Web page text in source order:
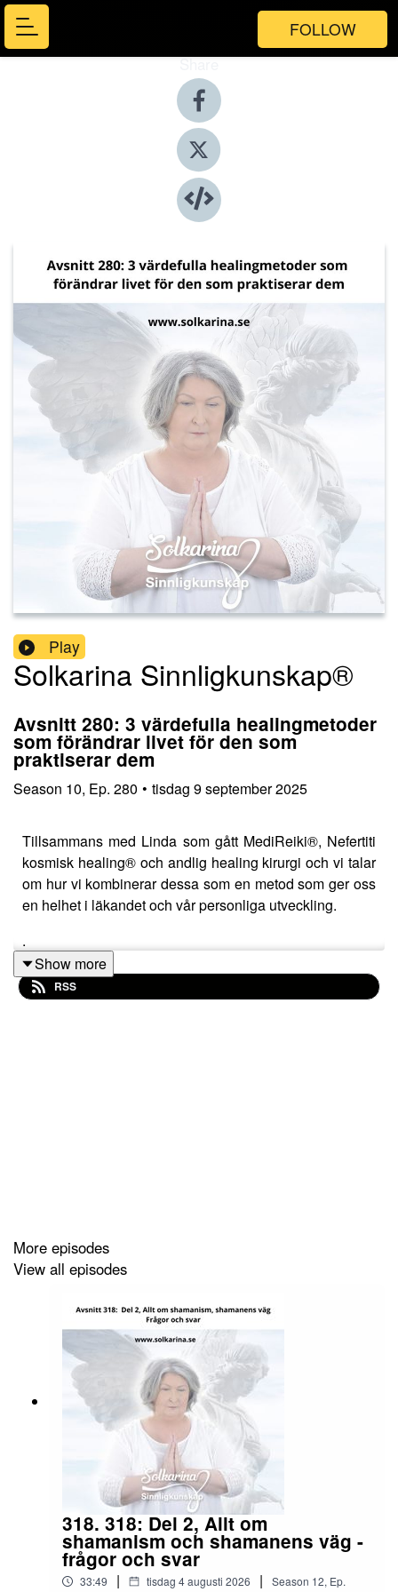
FOLLOW
Share
Play
Solkarina Sinnligkunskap®
Avsnitt 280: 3 värdefulla healingmetoder
som förändrar livet för den som
praktiserar dem
Season 10, Ep. 280 • tisdag 9 september 2025
Tillsammans med Linda som gått MediReiki®, Nefertiti
kosmisk healing® och andlig healing kirurgi och vi talar
om hur vi kombinerar dessa som en metod som ger oss
en helhet i läkandet och vår personliga utveckling.
.
Andlig healing kirurgi
https://solkarina.se/produkt/avancerad-healingkirurgi/
Nefertiti kosmisk healing®
https://solkarina.se/produkt/nefertiti-kosmisk-healing-via-
Hemsidahttps://solkarina.se/kalender/
Följ mig på Instagram:
http://www.instagram.com/solkarina.se
Swisha donation till 123 007 90 61 Sinnligkunskap
Show more
RSS
More episodes
View all episodes
318. 318: Del 2, Allt om
shamanism och shamanens väg -
frågor och svar
33:49 | tisdag 4 augusti 2026 | Season 12, Ep.